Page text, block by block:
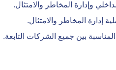
وإدارة المخاطر والامتثال.
إدارة المخاطر والامتثال.
بين جميع الشركات التابعة.